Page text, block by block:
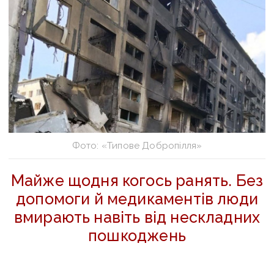
Фото: «Типове Добропілля»
Майже щодня когось ранять. Без
допомоги й медикаментів люди
вмирають навіть від нескладних
пошкоджень